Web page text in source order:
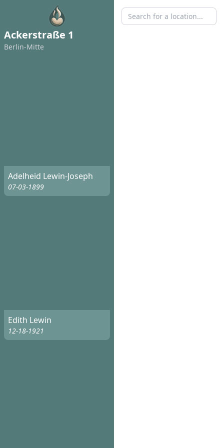
Ackerstraße 1
Berlin-Mitte
Adelheid Lewin-Joseph
07-03-1899
Edith Lewin
12-18-1921